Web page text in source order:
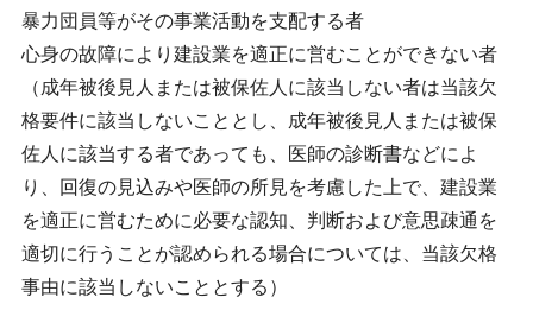
暴力団員等がその事業活動を支配する者
心身の故障により建設業を適正に営むことができない者
（成年被後見人または被保佐人に該当しない者は当該欠
格要件に該当しないこととし、成年被後見人または被保
佐人に該当する者であっても、医師の診断書などによ
り、回復の見込みや医師の所見を考慮した上で、建設業
を適正に営むために必要な認知、判断および意思疎通を
適切に行うことが認められる場合については、当該欠格
事由に該当しないこととする）